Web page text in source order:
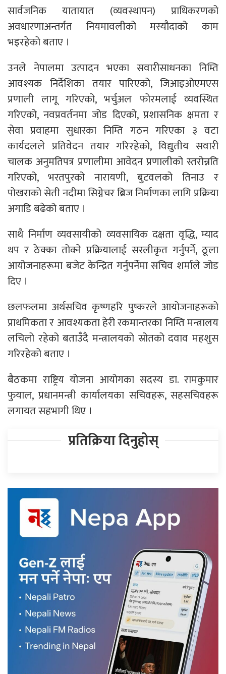
सार्वजनिक यातायात (व्यवस्थापन) प्राधिकरणको
अवधारणाअन्तर्गत नियमावलीको मस्यौदाको काम
भइरहेको बताए ।
उनले नेपालमा उत्पादन भएका सवारीसाधनका निम्ति
आवश्यक निर्देशिका तयार पारिएको, जिआइओएमएस
प्रणाली लागू गरिएको, भर्चुअल फोरमलाई व्यवस्थित
गरिएको, नवप्रवर्तनमा जोड दिएको, प्रशासनिक क्षमता र
सेवा प्रवाहमा सुधारका निम्ति गठन गरिएका ३ वटा
कार्यदलले प्रतिवेदन तयार गरिरहेको, विद्युतीय सवारी
चालक अनुमतिपत्र प्रणालीमा आवेदन प्रणालीको स्तरोन्नति
गरिएको, भरतपुरको नारायणी, बुटवलको तिनाउ र
पोखराको सेती नदीमा सिग्नेचर ब्रिज निर्माणका लागि प्रक्रिया
अगाडि बढेको बताए ।
साथै निर्माण व्यवसायीको व्यवसायिक दक्षता वृद्धि, म्याद
थप र ठेक्का तोक्ने प्रक्रियालाई सरलीकृत गर्नुपर्ने, ठूला
आयोजनाहरूमा बजेट केन्द्रित गर्नुपर्नेमा सचिव शर्माले जोड
दिए ।
छलफलमा अर्थसचिव कृष्णहरि पुष्करले आयोजनाहरूको
प्राथमिकता र आवश्यकता हेरी रकमान्तरका निम्ति मन्त्रालय
लचिलो रहेको बताउँदै मन्त्रालयको स्रोतको दवाव महशुस
गरिरहेको बताए ।
बैठकमा राष्ट्रिय योजना आयोगका सदस्य डा. रामकुमार
फुयाल, प्रधानमन्त्री कार्यालयका सचिवहरू, सहसचिवहरू
लगायत सहभागी थिए ।
प्रतिक्रिया दिनुहोस्